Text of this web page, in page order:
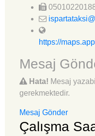
https://
Mesaj
Hata! Mesaj
gerekmektedir.
Mesaj Gönder
Çalışma